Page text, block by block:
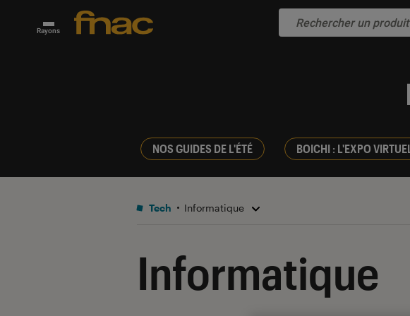
Rayons
NOS GUIDES DE L'ÉTÉ BOICHI : L'EXPO
Tech Informatique
Informatique